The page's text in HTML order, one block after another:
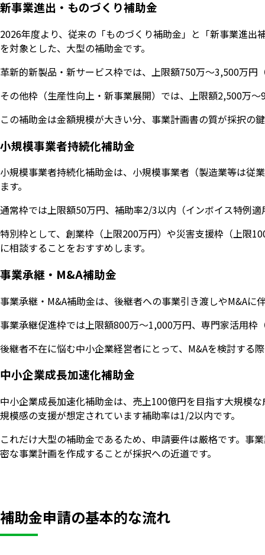
新事業進出・ものづくり補助金
2026年度より、従来の「ものづくり補助金」と「新事業進
を対象とした、大型の補助金です。
革新的新製品・新サービス枠では、上限額750万〜3,500万
その他枠（生産性向上・新事業展開）では、上限額2,500万
この補助金は金額規模が大きい分、事業計画書の質が採択の
小規模事業者持続化補助金
小規模事業者持続化補助金は、小規模事業者（製造業等は従
ます。
通常枠では上限額50万円、補助率2/3以内（インボイス特例
特別枠として、創業枠（上限200万円）や災害支援枠（上限
に相談することをおすすめします。
事業承継・M&A補助金
事業承継・M&A補助金は、後継者への事業引き渡しやM&A
事業承継促進枠では上限額800万〜1,000万円、専門家活用
後継者不在に悩む中小企業経営者にとって、M&Aを検討する
中小企業成長加速化補助金
中小企業成長加速化補助金は、売上100億円を目指す大規模
規模感の支援が想定されています補助率は1/2以内です。
これだけ大型の補助金であるため、申請要件は厳格です。事
密な事業計画を作成することが採択への近道です。
補助金申請の基本的な流れ